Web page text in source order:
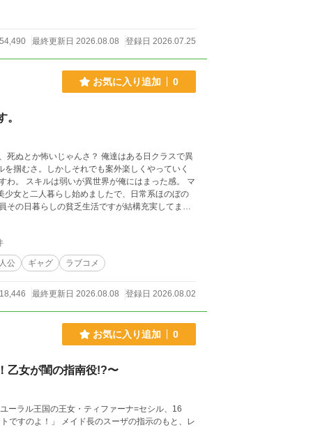
でも現代日本を舞台としたストーリー上の物であ
。 本文は作者本人による著述である事を明記して
最終更新日 2026.08.08 登録日 2026.07.25
お気に入り追加 0
。
さ？ 俺達はある日クラスで異
掴むさ。しかしそれでも案外楽しくやっていく
感。 マ
女と二人暮らし始めましたで、日常系ほのぼの
らいますね？
公 ギャグ ラブコメ
最終更新日 2026.08.08 登録日 2026.08.02
お気に入り追加 0
乙女が閨の指南役!?〜